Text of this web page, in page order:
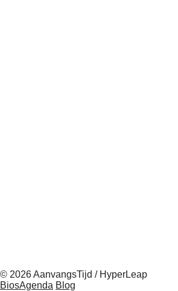
© 2026 AanvangsTijd / HyperLeap
BiosAgenda Blog